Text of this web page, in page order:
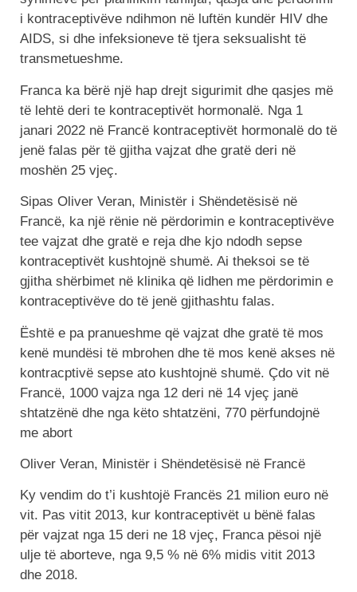
i kontraceptivëve ndihmon në luftën kundër HIV dhe
AIDS, si dhe infeksioneve të tjera seksualisht të
transmetueshme.
Franca ka bërë një hap drejt sigurimit dhe qasjes më
të lehtë deri te kontraceptivët hormonalë. Nga 1
janari 2022 në Francë kontraceptivët hormonalë do të
jenë falas për të gjitha vajzat dhe gratë deri në
moshën 25 vjeç.
Sipas Oliver Veran, Ministër i Shëndetësisë në
Francë, ka një rënie në përdorimin e kontraceptivëve
tee vajzat dhe gratë e reja dhe kjo ndodh sepse
kontraceptivët kushtojnë shumë. Ai theksoi se të
gjitha shërbimet në klinika që lidhen me përdorimin e
kontraceptivëve do të jenë gjithashtu falas.
Është e pa pranueshme që vajzat dhe gratë të mos
kenë mundësi të mbrohen dhe të mos kenë akses në
kontracptivë sepse ato kushtojnë shumë. Çdo vit në
Francë, 1000 vajza nga 12 deri në 14 vjeç janë
shtatzënë dhe nga këto shtatzëni, 770 përfundojnë
me abort
Oliver Veran, Ministër i Shëndetësisë në Francë
Ky vendim do t’i kushtojë Francës 21 milion euro në
vit. Pas vitit 2013, kur kontraceptivët u bënë falas
për vajzat nga 15 deri ne 18 vjeç, Franca pësoi një
ulje të aborteve, nga 9,5 % në 6% midis vitit 2013
dhe 2018.